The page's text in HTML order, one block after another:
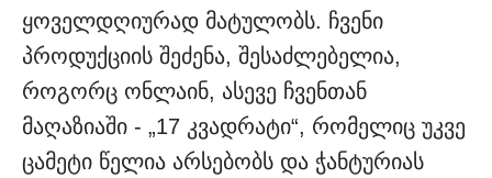
ყოველდღიურად მატულობს. ჩვენი
პროდუქციის შეძენა, შესაძლებელია,
როგორც ონლაინ, ასევე ჩვენთან
მაღაზიაში - „17 კვადრატი“, რომელიც უკვე
ცამეტი წელია არსებობს და ჭანტურიას